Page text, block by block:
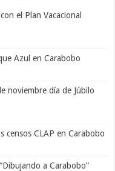
el Plan Vacacional
Azul en Carabobo
noviembre día de Júbilo
censos CLAP en Carabobo
a Carabobo”